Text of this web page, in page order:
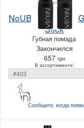
NoUBA Plumping
Stick
Губная помада
Закончился
657 грн
В ассортименте:
Сообщите, когда